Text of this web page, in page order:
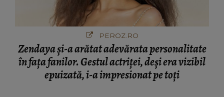
PEROZ.RO
Zendaya și-a arătat adevărata personalitate
în fața fanilor. Gestul actriței, deși era vizibil
epuizată, i-a impresionat pe toți